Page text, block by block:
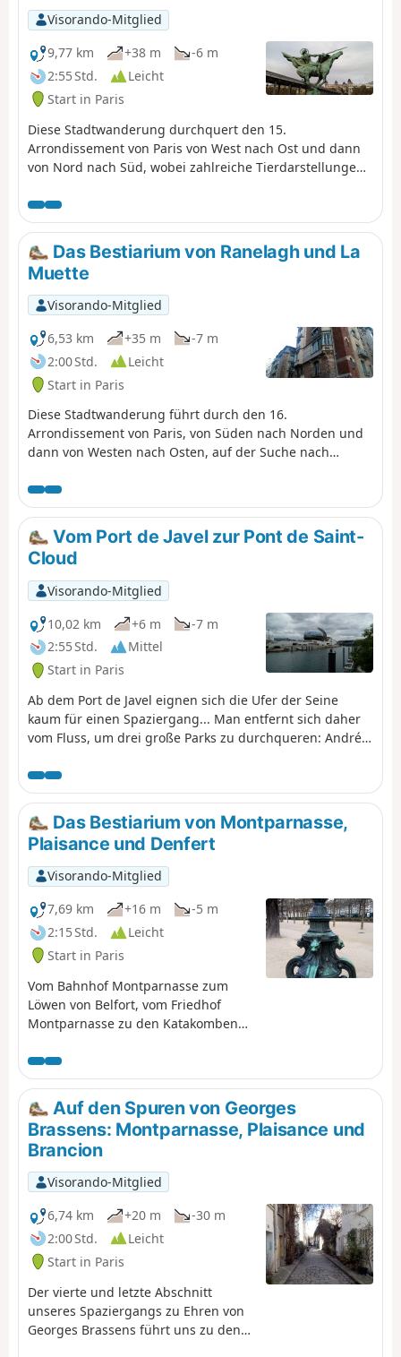
Visorando-Mitglied
9,77 km
+38 m
-6 m
2:55 Std.
Leicht
Start in Paris
Diese Stadtwanderung durchquert den 15.
Arrondissement von Paris von West nach Ost und dann
von Nord nach Süd, wobei zahlreiche Tierdarstellungen
Brassens erinnern an die Vergangenheit der
Schlachthöfe von Vaugirard.
Das Bestiarium von Ranelagh und La
Muette
Visorando-Mitglied
6,53 km
+35 m
-7 m
2:00 Std.
Leicht
Start in Paris
Diese Stadtwanderung führt durch den 16.
Arrondissement von Paris, von Süden nach Norden und
dann von Westen nach Osten, auf der Suche nach
Vielfalt, die für diesen Arrondissement charakteristisch
ist.
Vom Port de Javel zur Pont de Saint-
Cloud
Visorando-Mitglied
10,02 km
+6 m
-7 m
2:55 Std.
Mittel
Start in Paris
Ab dem Port de Javel eignen sich die Ufer der Seine
kaum für einen Spaziergang... Man entfernt sich daher
vom Fluss, um drei große Parks zu durchqueren: André
Germain. Anschließend gelangt man wieder auf den
Treidelpfad mit seinen zahlreichen festgemachten
Lastkähnen. Die Wanderung endet mit einem kurzen
Abstecher in den Parc de Saint-Cloud, bevor man die
gleichnamige Brücke überquert, um die Seine zu
passieren.
Das Bestiarium von Montparnasse,
Plaisance und Denfert
Visorando-Mitglied
7,69 km
+16 m
-5 m
2:15 Std.
Leicht
Start in Paris
Vom Bahnhof Montparnasse zum
Löwen von Belfort, vom Friedhof
Montparnasse zu den Katakomben
Grands Explorateurs und dem
kleinen Haus am Ende der Impasse
Florimont, in dem Georges Brassens
22 Jahre lang lebte, führt diese Route
zu den Tierdarstellungen im 6. und
14. Arrondissement.
Auf den Spuren von Georges
Brassens: Montparnasse, Plaisance und
Brancion
Visorando-Mitglied
6,74 km
+20 m
-30 m
2:00 Std.
Leicht
Start in Paris
Der vierte und letzte Abschnitt
unseres Spaziergangs zu Ehren von
Georges Brassens führt uns zu den